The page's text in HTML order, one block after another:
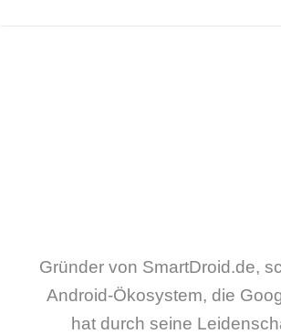
Gründer von SmartDroid.de,
Android-Ökosystem, die
hat durch seine